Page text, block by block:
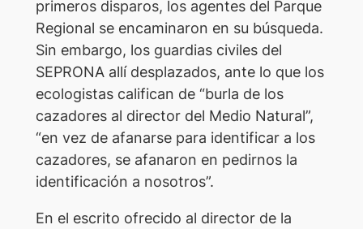
primeros disparos, los agentes del Parque
Regional se encaminaron en su búsqueda.
Sin embargo, los guardias civiles del
SEPRONA allí desplazados, ante lo que los
ecologistas califican de “burla de los
cazadores al director del Medio Natural”,
“en vez de afanarse para identificar a los
cazadores, se afanaron en pedirnos la
identificación a nosotros”.
En el escrito ofrecido al director de la